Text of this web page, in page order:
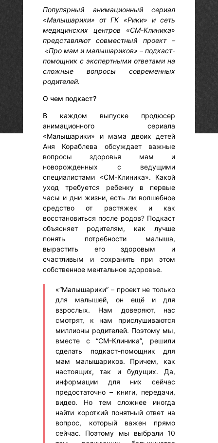
Популярный анимационный сериал
«Малышарики» от ГК «Рики» и сеть
медицинских центров «СМ-Клиника»
представляют совместный проект –
«Про мам и малышариков» – подкаст-
помощник с экспертными ответами на
сложные вопросы современных
родителей.
О чем подкаст?
В каждом выпуске продюсер
анимационного сериала
«Малышарики» и мама двоих детей
Аня Кораблева обсуждает важные
вопросы здоровья мам и
новорожденных с ведущими
специалистами «СМ-Клиника». Какой
уход требуется ребенку в первые
часы и дни жизни, есть ли волшебное
средство от растяжек и как
восстановиться после родов? Подкаст
объясняет родителям, как лучше
понять потребности малыша,
вырастить его здоровым и
счастливым и сохранить при этом
собственное ментальное здоровье.
«“Малышарики” – проект не только
для малышей, он ещё и для
взрослых. Нам доверяют, нас
смотрят, к нам прислушиваются
миллионы родителей. Поэтому мы,
вместе с “СМ-Клиника”, решили
сделать подкаст-помощник для
мам малышариков. Причем, как
настоящих, так и будущих. Да,
информации для них сейчас
предостаточно – книги, передачи,
видео. Но тем сложнее иногда
найти короткий понятный ответ на
вопрос, который важен прямо
сейчас. Поэтому мы выбрали 10